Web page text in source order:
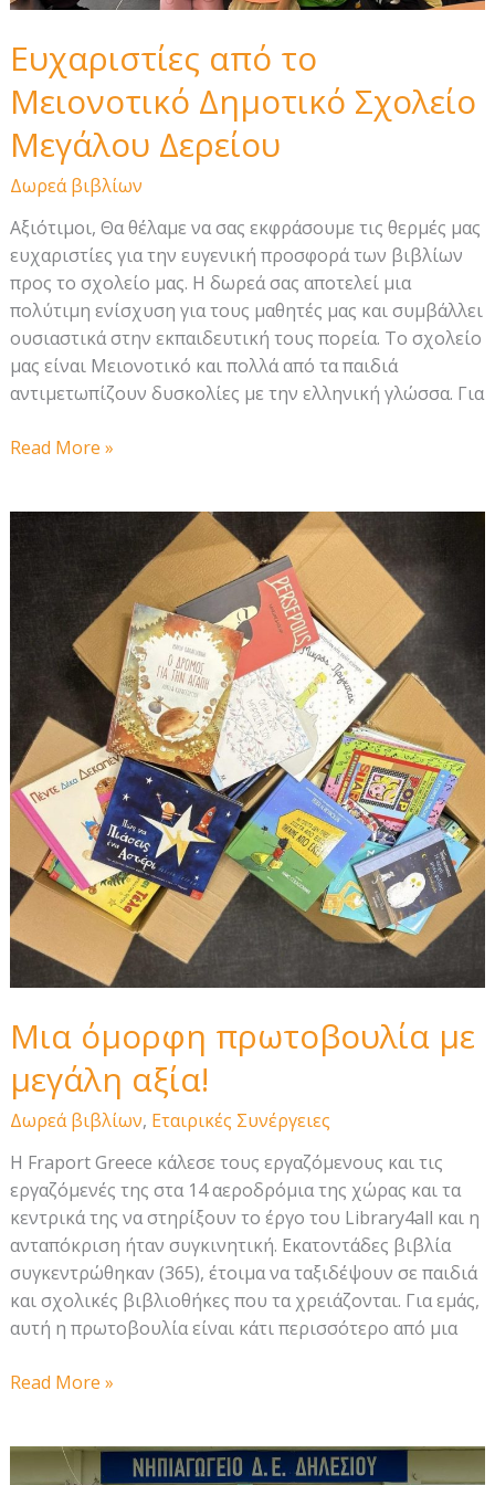
Ευχαριστίες από το
Μειονοτικό Δημοτικό Σχολείο
Μεγάλου Δερείου
Δωρεά βιβλίων
Αξιότιμοι, Θα θέλαμε να σας εκφράσουμε τις θερμές μας
ευχαριστίες για την ευγενική προσφορά των βιβλίων
προς το σχολείο μας. Η δωρεά σας αποτελεί μια
πολύτιμη ενίσχυση για τους μαθητές μας και συμβάλλει
ουσιαστικά στην εκπαιδευτική τους πορεία. Το σχολείο
μας είναι Μειονοτικό και πολλά από τα παιδιά
αντιμετωπίζουν δυσκολίες με την ελληνική γλώσσα. Για
Ευχαριστίες
Δερείου
Read More »
Μια όμορφη πρωτοβουλία με
μεγάλη αξία!
Δωρεά βιβλίων, Εταιρικές Συνέργειες
Η Fraport Greece κάλεσε τους εργαζόμενους και τις
εργαζόμενές της στα 14 αεροδρόμια της χώρας και τα
κεντρικά της να στηρίξουν το έργο του Library4all και η
ανταπόκριση ήταν συγκινητική. Εκατοντάδες βιβλία
συγκεντρώθηκαν (365), έτοιμα να ταξιδέψουν σε παιδιά
και σχολικές βιβλιοθήκες που τα χρειάζονται. Για εμάς,
αυτή η πρωτοβουλία είναι κάτι περισσότερο από μια
Μια
με
Read More »